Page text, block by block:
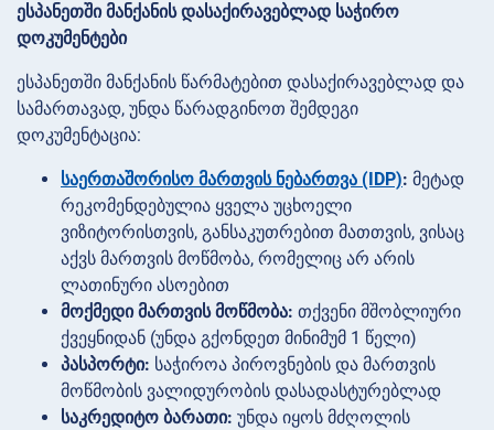
ესპანეთში მანქანის დასაქირავებლად საჭირო
დოკუმენტები
ესპანეთში მანქანის წარმატებით დასაქირავებლად და
სამართავად, უნდა წარადგინოთ შემდეგი
დოკუმენტაცია:
საერთაშორისო მართვის ნებართვა (IDP): მეტად
რეკომენდებულია ყველა უცხოელი
ვიზიტორისთვის, განსაკუთრებით მათთვის, ვისაც
აქვს მართვის მოწმობა, რომელიც არ არის
ლათინური ასოებით
მოქმედი მართვის მოწმობა: თქვენი მშობლიური
ქვეყნიდან (უნდა გქონდეთ მინიმუმ 1 წელი)
პასპორტი: საჭიროა პიროვნების და მართვის
მოწმობის ვალიდურობის დასადასტურებლად
საკრედიტო ბარათი: უნდა იყოს მძღოლის